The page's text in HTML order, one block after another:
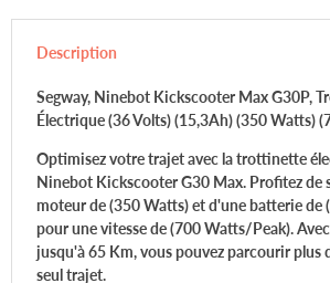
Description
Segway, Ninebot Kickscooter Max G30P,
Électrique (36 Volts) (15,3Ah) (350 Watts)
Optimisez votre trajet avec la trottinette
Ninebot KickscooterG30 Max. Profitez de
moteur de(350 Watts)et d'une batterie de
pour une vitesse de(700 Watts/Peak).
jusqu'à65 Km, vous pouvez parcourir plus
seul trajet.